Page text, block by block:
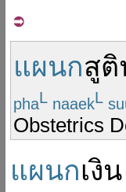
แผนกสูติ
phaL naaekL
Obstetrics
แผนกเงิน